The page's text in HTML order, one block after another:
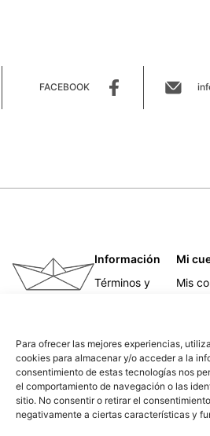
Para ofrecer las mejores experiencias,
cookies para almacenar y/o acceder a la
consentimiento de estas tecnologías nos
el comportamiento de navegación o las
sitio. No consentir o retirar el
negativamente a ciertas características y
FACEBOOK
Información
Términos y
Caligrafía
Para empresas
Nosotras
Política de
privacidad
Mi
Mis